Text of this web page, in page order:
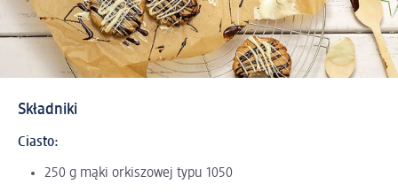
Składniki
Ciasto:
250 g mąki orkiszowej typu 1050